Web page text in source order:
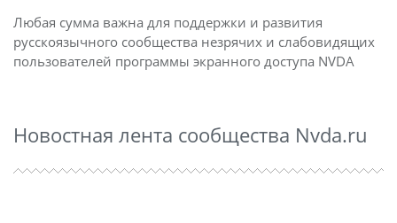
Любая сумма важна для поддержки и развития
русскоязычного сообщества незрячих и слабовидящих
пользователей программы экранного доступа NVDA
Новостная лента сообщества Nvda.ru